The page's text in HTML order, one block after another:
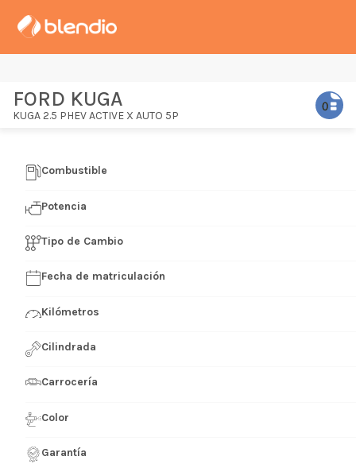
FORD KUGA
KUGA 2.5 PHEV ACTIVE X AUTO 5P
Combustible
Potencia
Tipo de Cambio
Fecha de matriculación
Kilómetros
Cilindrada
Carrocería
Color
Garantía